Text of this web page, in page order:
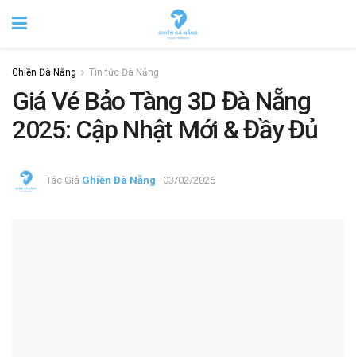
Ghiền Đà Nẵng Tin tức Đà Nẵng
Giá Vé Bảo Tàng 3D Đà Nẵng
2025: Cập Nhật Mới & Đầy Đủ
Tác Giả Ghiền Đà Nẵng 03/02/2026